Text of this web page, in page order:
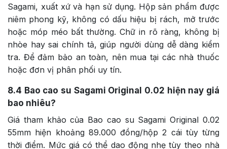
Sagami, xuất xứ và hạn sử dụng. Hộp sản phẩm được
niêm phong kỹ, không có dấu hiệu bị rách, mở trước
hoặc móp méo bất thường. Chữ in rõ ràng, không bị
nhòe hay sai chính tả, giúp người dùng dễ dàng kiểm
tra. Để đảm bảo an toàn, nên mua tại các nhà thuốc
hoặc đơn vị phân phối uy tín.
8.4 Bao cao su Sagami Original 0.02 hiện nay giá
bao nhiêu?
Giá tham khảo của Bao cao su Sagami Original 0.02
55mm hiện khoảng 89.000 đồng/hộp 2 cái tùy từng
thời điểm. Mức giá có thể dao động nhẹ tùy theo nhà